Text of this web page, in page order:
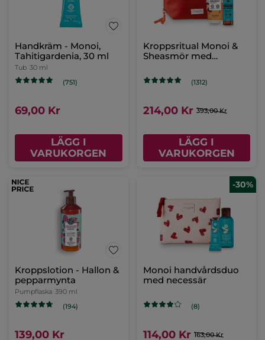
Handkräm - Kokosnöt
(204)
69,00 Kr
LÄGG I
VARUKORGEN
Vispat Kroppssmör -
Reparerande effekt
Burk 250 ml
(1074)
399,00 Kr
Kroppslotion - Argan &
ros
(780)
139,00 Kr